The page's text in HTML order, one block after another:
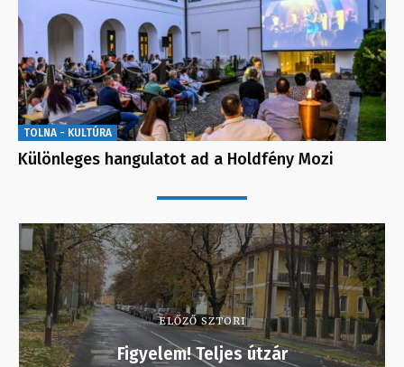
TOLNA - KULTÚRA
Különleges hangulatot ad a Holdfény Mozi
ELŐZŐ SZTORI
Figyelem! Teljes útzár